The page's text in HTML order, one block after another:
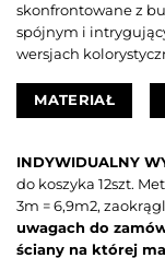
skonfrontowane z
spójnym i
wersjach
MATERIAŁ
INDYWIDUALNY
do koszyka 12szt.
3m = 6,9m2,
uwagach do
ściany na której